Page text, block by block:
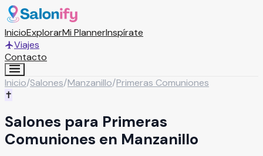
InicioExplorarMi PlannerInspírate
Viajes
Contacto
Inicio/Salones/Manzanillo/Primeras Comuniones
✝️
Salones para Primeras
Comuniones en Manzanillo